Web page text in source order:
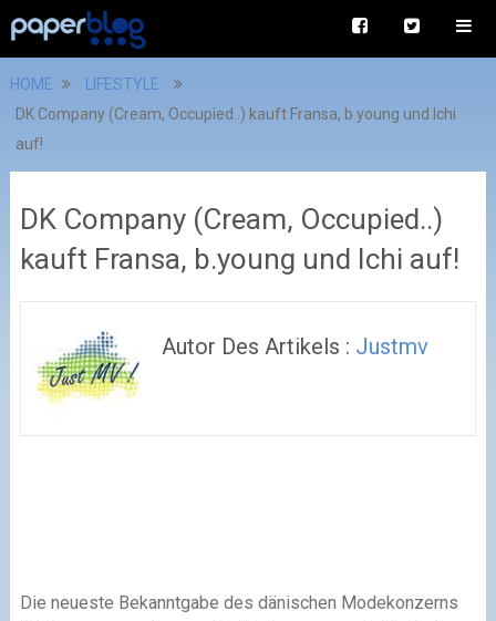
HOME
LIFESTYLE
DK Company (Cream, Occupied..) kauft Fransa, b.young und Ichi
auf!
DK Company (Cream, Occupied..)
kauft Fransa, b.young und Ichi auf!
Autor Des Artikels : Justmv
Die neueste Bekanntgabe des dänischen Modekonzerns